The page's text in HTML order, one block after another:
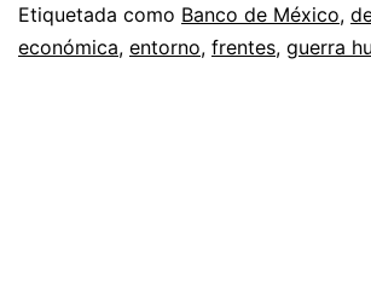
Etiquetada como Banco de México,
económica, entorno, frentes, guerra